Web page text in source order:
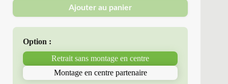
Ajouter au panier
Option :
Retrait sans montage en centre
Montage en centre partenaire